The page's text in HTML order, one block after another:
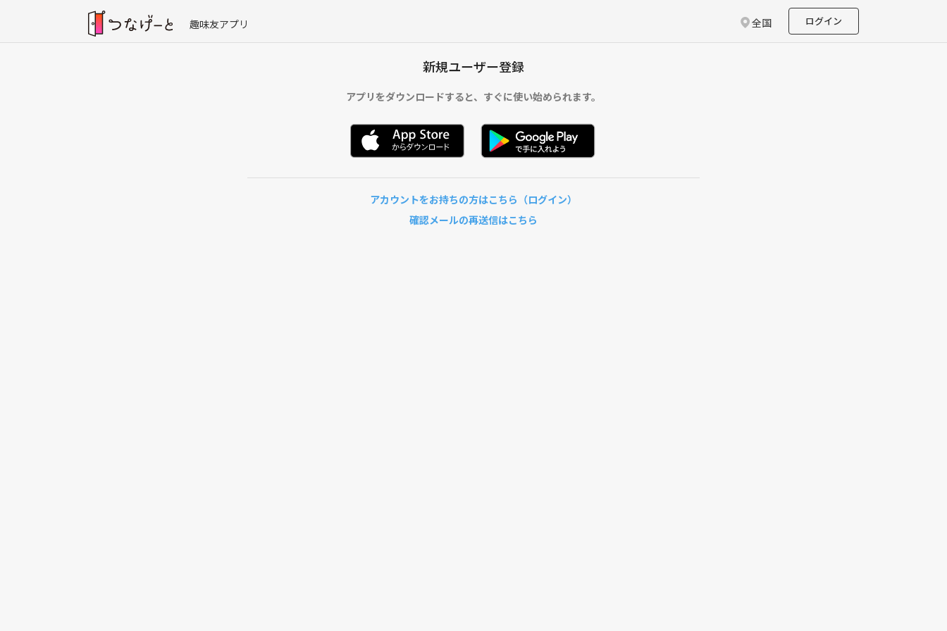
趣味友アプリ 全国 ログイン
新規ユーザー登録
アプリをダウンロードすると、 すぐに使い始められます。
アカウントをお持ちの方はこちら（ログイン）
確認メールの再送信はこちら